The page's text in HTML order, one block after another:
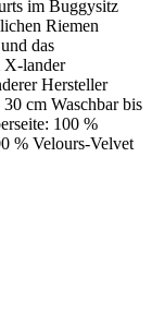
im Buggysitz
Riemen
das
X-lander
Hersteller
cm Waschbar bis
100 %
% Velours-Velvet